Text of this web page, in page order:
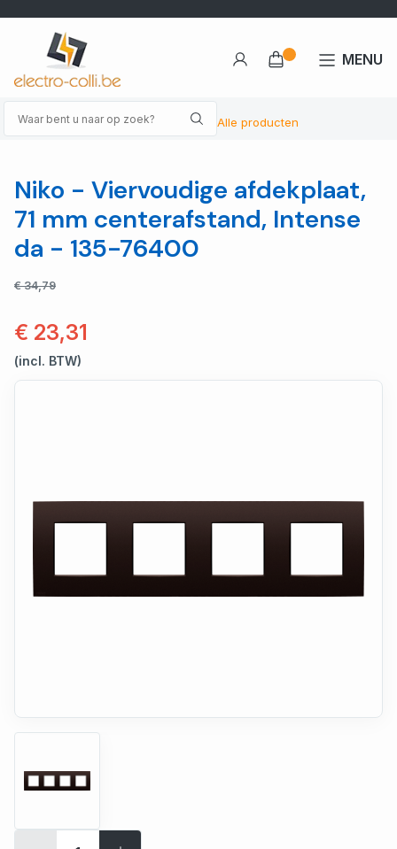
Alle producten
MENU
Niko - Viervoudige afdekplaat,
71 mm centerafstand, Intense
da - 135-76400
€ 34,79
€ 23,31
(incl. BTW)